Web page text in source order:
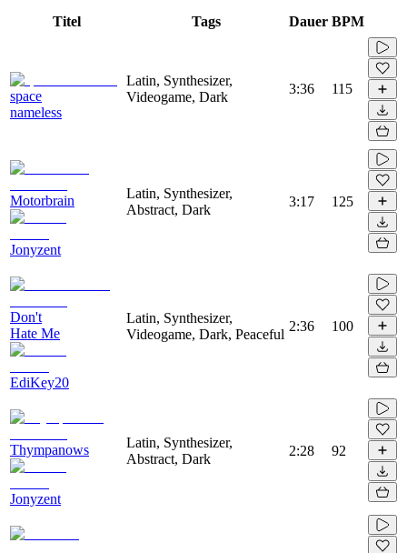
Titel Tags Dauer BPM
space
nameless
Latin, Synthesizer,
Videogame, Dark
3:36 115
Motorbrain
Jonyzent
Latin, Synthesizer,
Abstract, Dark
3:17 125
Don't
Hate Me
EdiKey20
Latin, Synthesizer,
Videogame, Dark, Peaceful
2:36 100
Thympanows
Jonyzent
Latin, Synthesizer,
Abstract, Dark
2:28 92